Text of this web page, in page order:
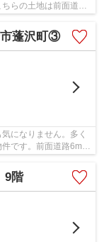
らの土地は前面道路
蓬沢町③
になりません。多く
です。前面道路6m以
9階